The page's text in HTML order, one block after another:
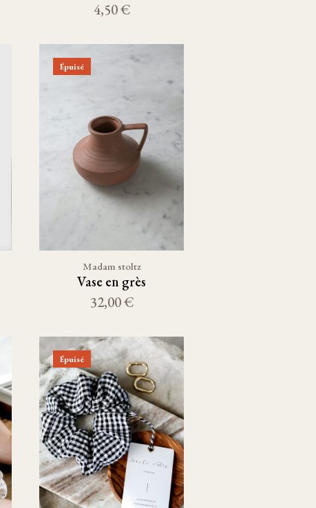
4,50 €
Épuisé
Madam stoltz
Vase en grès
32,00 €
Épuisé